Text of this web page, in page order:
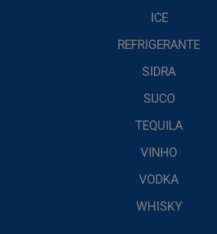
ICE
REFRIGERANTE
SIDRA
SUCO
TEQUILA
VINHO
VODKA
WHISKY